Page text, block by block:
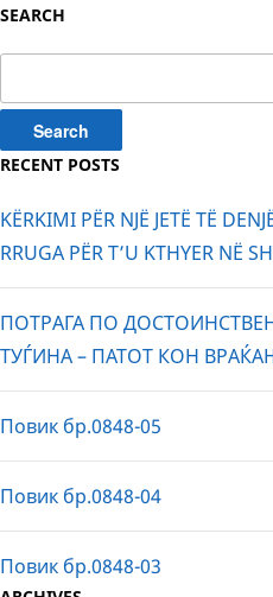
SEARCH
for:
RECENT POSTS
KËRKIMI PËR NJË JETË TË
RRUGA PËR T’U KTHYER NË
ПОТРАГА ПО
ТУЃИНА – ПАТОТ КОН
Повик бр.0848-05
Повик бр.0848-04
Повик бр.0848-03